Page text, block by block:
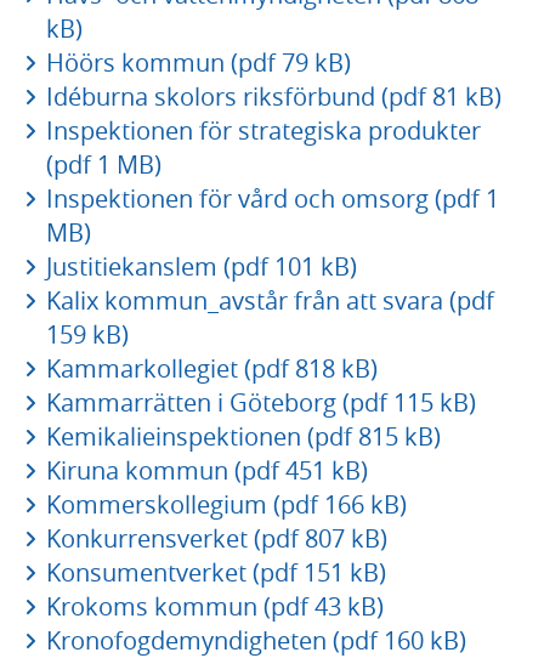
kB)
Höörs kommun (pdf 79 kB)
Idéburna skolors riksförbund (pdf 81 kB)
Inspektionen för strategiska produkter
(pdf 1 MB)
Inspektionen för vård och omsorg (pdf 1
MB)
Justitiekanslem (pdf 101 kB)
Kalix kommun_avstår från att svara (pdf
159 kB)
Kammarkollegiet (pdf 818 kB)
Kammarrätten i Göteborg (pdf 115 kB)
Kemikalieinspektionen (pdf 815 kB)
Kiruna kommun (pdf 451 kB)
Kommerskollegium (pdf 166 kB)
Konkurrensverket (pdf 807 kB)
Konsumentverket (pdf 151 kB)
Krokoms kommun (pdf 43 kB)
Kronofogdemyndigheten (pdf 160 kB)